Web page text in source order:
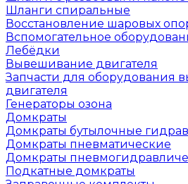
Шланги спиральные
Восстановление шаровых
Вспомогательное
Лебёдки
Вывешивание двигателя
Запчасти для оборудования
двигателя
Генераторы озона
Домкраты
Домкраты бутылочные
Домкраты пневматические
Домкраты
Подкатные домкраты